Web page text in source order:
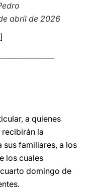
abril de 2026
]
a quienes
la
familiares, a los
los cuales
domingo de